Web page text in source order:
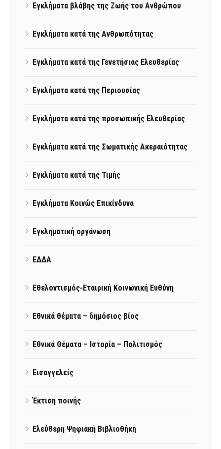
Εγκλήματα βλάβης της Ζωής του Ανθρώπου
Εγκλήματα κατά της Ανθρωπότητας
Εγκλήματα κατά της Γενετήσιας Ελευθερίας
Εγκλήματα κατά της Περιουσίας
Εγκλήματα κατά της προσωπικής Ελευθερίας
Εγκλήματα κατά της Σωματικής Ακεραιότητας
Εγκλήματα κατά της Τιμής
Εγκλήματα Κοινώς Επικίνδυνα
Εγκληματική οργάνωση
ΕΔΔΑ
Εθελοντισμός-Εταιρική Κοινωνική Ευθύνη
Εθνικά θέματα – δημόσιος βίος
Εθνικά Θέματα – Ιστορία – Πολιτισμός
Εισαγγελείς
Έκτιση ποινής
Ελεύθερη Ψηφιακή Βιβλιοθήκη